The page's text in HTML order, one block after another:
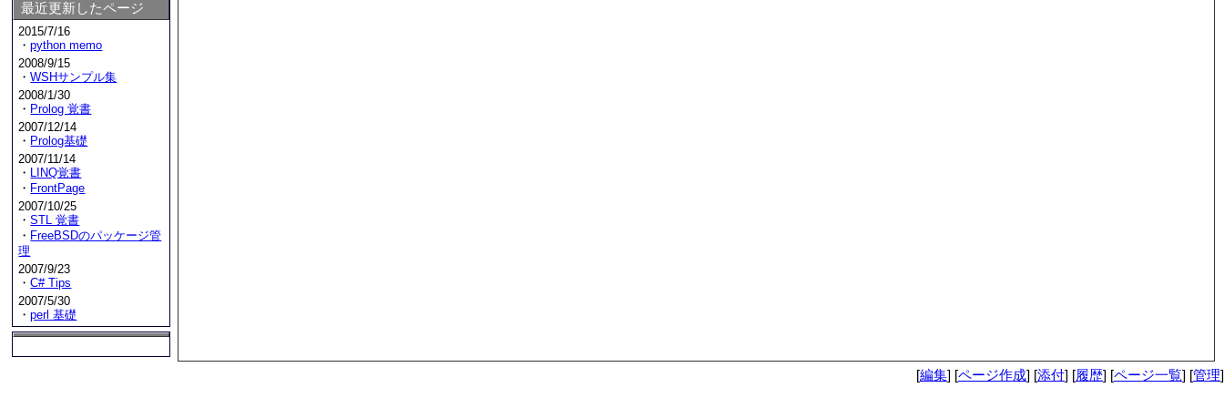
最近更新したページ
2015/7/16
・python memo
2008/9/15
・WSHサンプル集
2008/1/30
・ Prolog 覚書
2007/12/14
・ Prolog基礎
2007/11/14
・ LINQ覚書
・ FrontPage
2007/10/25
・STL 覚書
・ FreeBSDのパッケージ管
理
2007/9/23
・C# Tips
2007/5/30
・perl 基礎
[編集] [ページ作成] [添付] [履歴] [ページ一覧] [管理]